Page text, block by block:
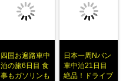
四国お遍路車中
泊の旅6日目 食
事もガソリンも
日本一周Nバン
車中泊21日目
絶品！ドライブ